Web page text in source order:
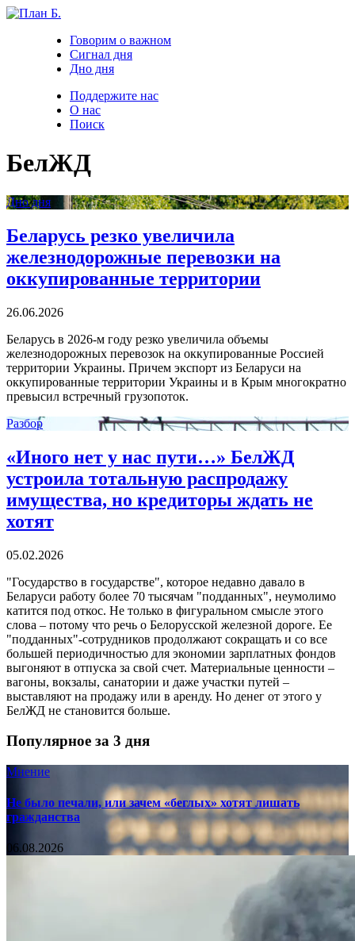
Говорим о важном
Сигнал дня
Дно дня
Поддержите нас
О нас
Поиск
БелЖД
Дно дня
Беларусь резко увеличила
железнодорожные перевозки на
оккупированные территории
26.06.2026
Беларусь в 2026-м году резко увеличила объемы
железнодорожных перевозок на оккупированные Россией
территории Украины. Причем экспорт из Беларуси на
оккупированные территории Украины и в Крым многократно
превысил встречный грузопоток.
Разбор
«Иного нет у нас пути…» БелЖД
устроила тотальную распродажу
имущества, но кредиторы ждать не
хотят
05.02.2026
"Государство в государстве", которое недавно давало в
Беларуси работу более 70 тысячам "подданных", неумолимо
катится под откос. Не только в фигуральном смысле этого
слова – потому что речь о Белорусской железной дороге. Ее
"подданных"-сотрудников продолжают сокращать и со все
большей периодичностью для экономии зарплатных фондов
выгоняют в отпуска за свой счет. Материальные ценности –
вагоны, вокзалы, санатории и даже участки путей –
выставляют на продажу или в аренду. Но денег от этого у
БелЖД не становится больше.
Популярное за 3 дня
Мнение
Не было печали, или зачем «беглых» хотят лишать
гражданства
06.08.2026